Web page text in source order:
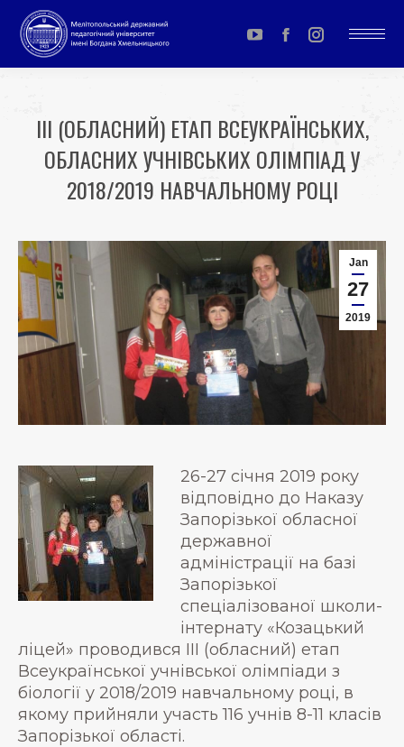
YouTube
page
in
new
window
Facebook
page
in
new
window
Instagram
page
in
new
window
ІІІ (ОБЛАСНИЙ) ЕТАП ВСЕУКРАЇНСЬКИХ,
ОБЛАСНИХ УЧНІВСЬКИХ ОЛІМПІАД У
2018/2019 НАВЧАЛЬНОМУ РОЦІ
Jan
27
2019
26-27 січня 2019 року
відповідно до Наказу
Запорізької обласної
державної
адміністрації на базі
Запорізької
спеціалізованої школи-
інтернату «Козацький
ліцей» проводився ІІІ (обласний) етап
Всеукраїнської учнівської олімпіади з
біології у 2018/2019 навчальному році, в
якому прийняли участь 116 учнів 8-11 класів
Запорізької області.